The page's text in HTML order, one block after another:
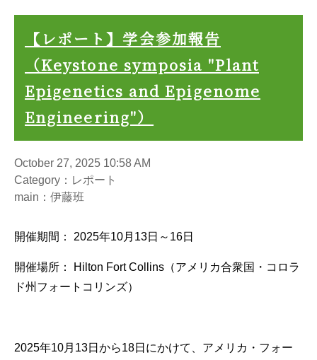
【レポート】学会参加報告
（Keystone symposia "Plant
Epigenetics and Epigenome
Engineering"）
October 27, 2025 10:58 AM
Category：レポート
main：伊藤班
開催期間： 2025年10月 13日～ 16日
開催場所： Hilton Fort Collins （アメリカ合衆国・コロラ
ド州フォートコリンズ）
2025年10月 13日から18日にかけて、アメリカ・フォー